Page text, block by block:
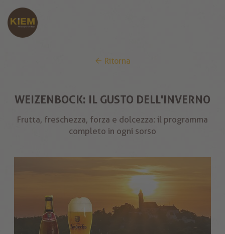
Ritorna
WEIZENBOCK: IL GUSTO DELL'INVERNO
Frutta, freschezza, forza e dolcezza: il programma
completo in ogni sorso